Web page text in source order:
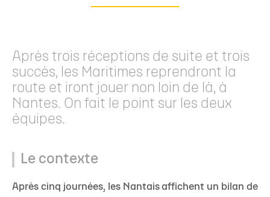
Après trois réceptions de suite et trois
succès, les Maritimes reprendront la
route et iront jouer non loin de là, à
Nantes. On fait le point sur les deux
équipes.
Le contexte
Après cinq journées, les Nantais affichent un bilan de